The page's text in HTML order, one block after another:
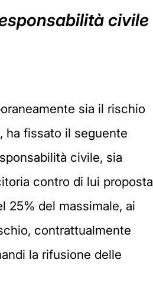
civile
sia il rischio
ha fissato il seguente
civile, sia
contro di lui proposta
25% del massimale, ai
contrattualmente
la rifusione delle